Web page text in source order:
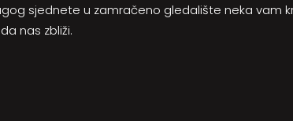
sjednete u zamračeno gledalište neka vam
nas zbliži.